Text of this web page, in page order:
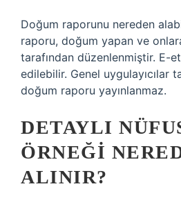
Doğum raporunu nereden
raporu, doğum yapan ve
tarafından düzenlenmiştir. E-
edilebilir. Genel uygulayıcılar
doğum raporu yayınlanmaz.
DETAYLI
ÖRNEĞI
ALINIR?